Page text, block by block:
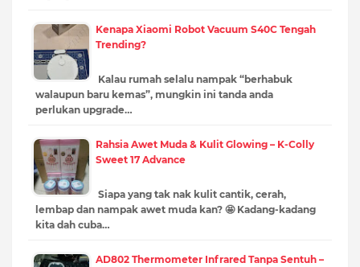
Kenapa Xiaomi Robot Vacuum S40C Tengah
Trending?
Kalau rumah selalu nampak “berhabuk
walaupun baru kemas”, mungkin ini tanda anda
perlukan upgrade…
Rahsia Awet Muda & Kulit Glowing – K-Colly
Sweet 17 Advance
Siapa yang tak nak kulit cantik, cerah,
lembap dan nampak awet muda kan? 🤩 Kadang-kadang
kita dah cuba…
AD802 Thermometer Infrared Tanpa Sentuh –